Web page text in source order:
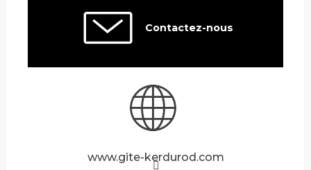
Contactez-nous
www.gite-kerdurod.com